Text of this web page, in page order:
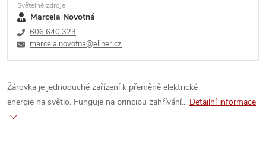
Světelné zdroje
Marcela Novotná
606 640 323
marcela.novotna@eliher.cz
Žárovka je jednoduché zařízení k přeměně elektrické
energie na světlo. Funguje na principu zahřívání... Detailní informace